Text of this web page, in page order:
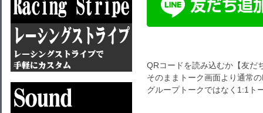
QRコードを読み込むか【友だ
そのままトーク画面より通常
グループトークではなく1:1ト